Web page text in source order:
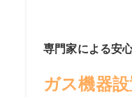
専門家による安
ガス機器